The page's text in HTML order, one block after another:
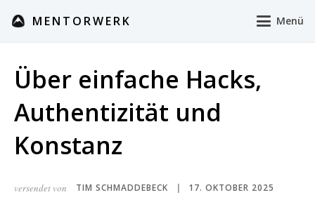
MENTORWERK Menü
Über einfache Hacks,
Authentizität und
Konstanz
versendet von TIM SCHMADDEBECK 17. OKTOBER 2025